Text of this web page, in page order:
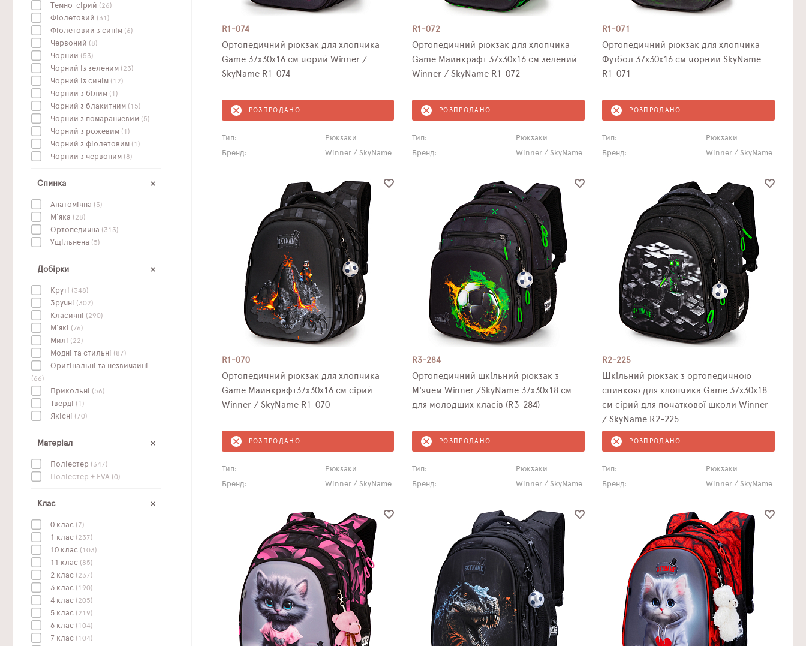
Темно-сірий (26)
Фіолетовий (31)
Фіолетовий з синім (6)
Червоний (8)
Чорний (53)
Чорний із зеленим (23)
Чорний із синім (12)
Чорний з білим (1)
Чорний з блакитним (15)
Чорний з помаранчевим (5)
Чорний з рожевим (1)
Чорний з фіолетовим (1)
Чорний з червоним (8)
Спинка
Анатомічна (3)
М'яка (28)
Ортопедична (313)
Ущільнена (5)
Добірки
Круті (348)
Зручні (302)
Класичні (290)
М'які (76)
Милі (22)
Модні та стильні (87)
Оригінальні та незвичайні
(66)
Прикольні (56)
Тверді (1)
Якісні (70)
Матеріал
Поліестер (347)
Поліестер + EVA (0)
Клас
0 клас (7)
1 клас (237)
10 клас (103)
11 клас (85)
2 клас (237)
3 клас (190)
4 клас (205)
5 клас (219)
6 клас (104)
7 клас (104)
R1-074
Ортопедичний рюкзак для хлопчика
Game 37х30х16 см чорий Winner /
SkyName R1-074
РОЗПРОДАНО
Тип:
Рюкзаки
Бренд:
Winner / SkyName
R1-072
Ортопедичний рюкзак для хлопчика
Game Майнкрафт 37х30х16 см зелений
Winner / SkyName R1-072
РОЗПРОДАНО
Тип:
Рюкзаки
Бренд:
Winner / SkyName
R1-071
Ортопедичний рюкзак для хлопчика
Футбол 37х30х16 см чорний SkyName
R1-071
РОЗПРОДАНО
Тип:
Рюкзаки
Бренд:
Winner / SkyName
R1-070
Ортопедичний рюкзак для хлопчика
Game Майнкрафт37х30х16 см сірий
Winner / SkyName R1-070
РОЗПРОДАНО
Тип:
Рюкзаки
Бренд:
Winner / SkyName
R3-284
Ортопедичний шкільний рюкзак з
М'ячем Winner /SkyName 37х30х18 см
для молодших класів (R3-284)
РОЗПРОДАНО
Тип:
Рюкзаки
Бренд:
Winner / SkyName
R2-225
Шкільний рюкзак з ортопедичною
спинкою для хлопчика Game 37х30х18
см сірий для початкової школи Winner
/ SkyName R2-225
РОЗПРОДАНО
Тип:
Рюкзаки
Бренд:
Winner / SkyName